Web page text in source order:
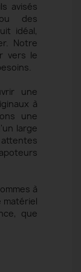
avisés
des
idéal,
Notre
vers le
une
à
une
large
à
matériel
que